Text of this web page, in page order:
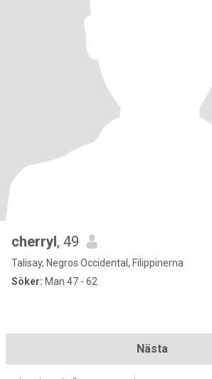
cherryl, 49
Talisay, Negros Occidental, Filippinerna
Söker: Man 47 - 62
Nästa